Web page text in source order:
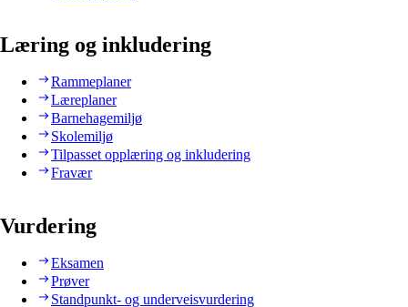
Læring og inkludering
Rammeplaner
Læreplaner
Barnehagemiljø
Skolemiljø
Tilpasset opplæring og inkludering
Fravær
Vurdering
Eksamen
Prøver
Standpunkt- og underveisvurdering